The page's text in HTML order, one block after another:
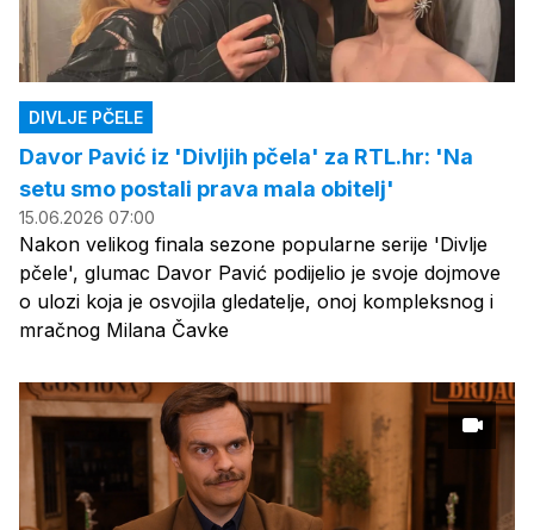
DIVLJE PČELE
Davor Pavić iz 'Divljih pčela' za RTL.hr: 'Na
setu smo postali prava mala obitelj'
15.06.2026 07:00
Nakon velikog finala sezone popularne serije 'Divlje
pčele', glumac Davor Pavić podijelio je svoje dojmove
o ulozi koja je osvojila gledatelje, onoj kompleksnog i
mračnog Milana Čavke